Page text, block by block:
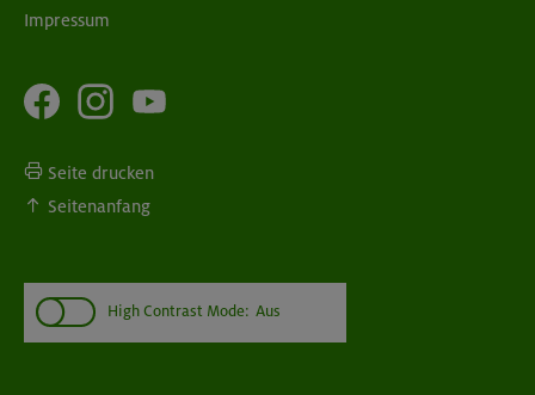
Impressum
Seite drucken
Seitenanfang
High Contrast Mode: Aus